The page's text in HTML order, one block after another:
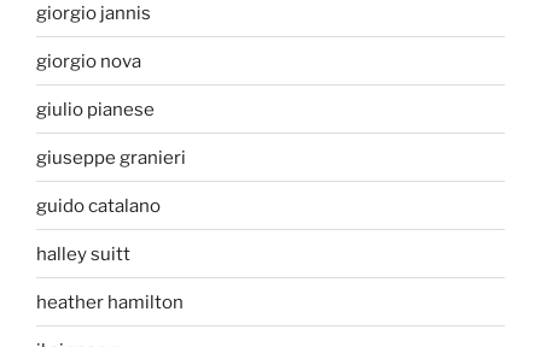
giorgio jannis
giorgio nova
giulio pianese
giuseppe granieri
guido catalano
halley suitt
heather hamilton